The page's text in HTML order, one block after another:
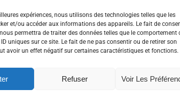
expériences, nous utilisons des technologies telles que les
et/ou accéder aux informations des appareils. Le fait de
permettra de traiter des données telles que le comportement
uniques sur ce site. Le fait de ne pas consentir ou de retirer son
avoir un effet négatif sur certaines caractéristiques et fonctions.
Refuser Voir Les